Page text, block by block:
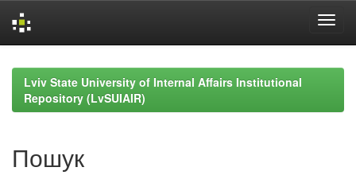
navigationLviv State University of Internal Affairs Institutional
Repository (LvSUIAIR)
Пошук